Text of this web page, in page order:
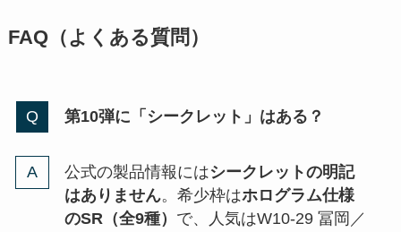
FAQ（よくある質問）
第10弾に「シークレット」はある？
公式の製品情報にはシークレットの明記
はありません。希少枠はホログラム仕様
のSR（全9種） で、人気はW10-29 冨岡／